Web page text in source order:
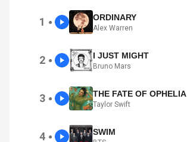
1 ● ORDINARY
Alex Warren
2 ● I JUST MIGHT
Bruno Mars
3 ● THE FATE OF OPHELIA
Taylor Swift
4 ● SWIM